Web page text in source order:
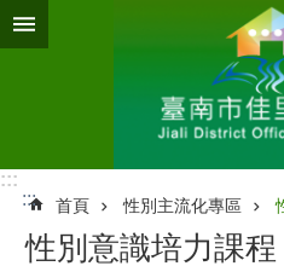
跳到主要內容區塊
:::
:::
首頁 性別主流化專區
性別意識培力課程